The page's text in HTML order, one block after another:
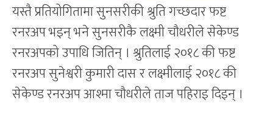
यस्तै प्रतियोगितामा सुनसरीकी श्रुति गच्छदार फष्ट
रनरअप भइन् भने सुनसरीकै लक्ष्मी चौधरीले सेकेण्ड
रनरअपको उपाधि जितिन् । श्रुतिलाई २०१८ की फष्ट
रनरअप सुनेश्वरी कुमारी दास र लक्ष्मीलाई २०१८ की
सेकेण्ड रनरअप आश्मा चौधरीले ताज पहिराइ दिइन् ।